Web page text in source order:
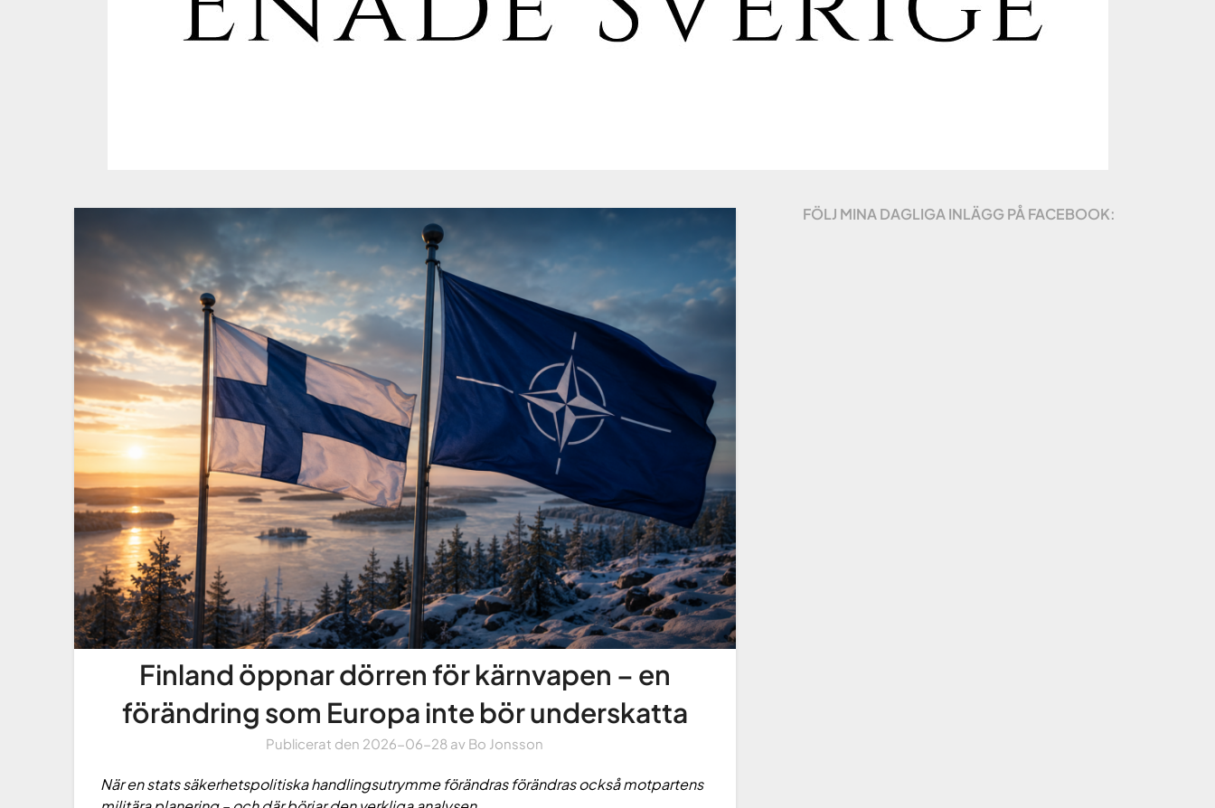
Finland öppnar dörren för kärnvapen – en
förändring som Europa inte bör underskatta
Publicerat den 2026-06-28 av Bo Jonsson
När en stats säkerhetspolitiska handlingsutrymme förändras förändras också motpartens
FÖLJ MINA DAGLIGA INLÄGG PÅ FACEBOOK: